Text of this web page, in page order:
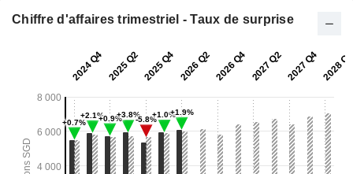
Chiffre d'affaires trimestriel - Taux de surprise